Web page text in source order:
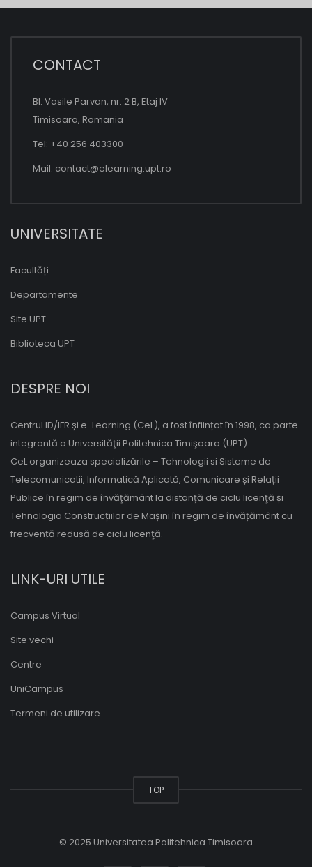
CONTACT
Bl. Vasile Parvan, nr. 2 B, Etaj IV
Timisoara, Romania
Tel: +40 256 403300
Mail: contact@elearning.upt.ro
UNIVERSITATE
Facultăți
Departamente
Site UPT
Biblioteca UPT
DESPRE NOI
Centrul ID/IFR și e-Learning (CeL), a fost înființat în 1998, ca parte
integrantă a Universităţii Politehnica Timişoara (UPT).
CeL organizeaza specializările – Tehnologii si Sisteme de
Telecomunicatii, Informatică Aplicată, Comunicare și Relații
Publice în regim de învăţământ la distanță de ciclu licenţă și
Tehnologia Construcțiilor de Mașini în regim de învățământ cu
frecvență redusă de ciclu licenţă.
LINK-URI UTILE
Campus Virtual
Site vechi
Centre
UniCampus
Termeni de utilizare
TOP
© 2025 Universitatea Politehnica Timisoara